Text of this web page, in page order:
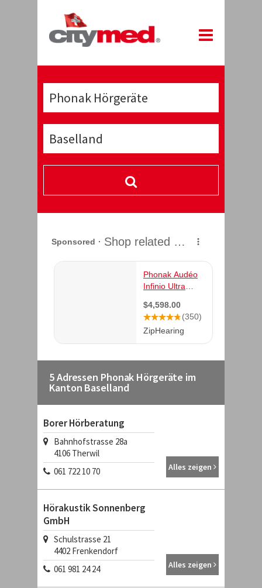
5 Adressen Phonak Hörgeräte im
Kanton Baselland
Borer Hörberatung
Bahnhofstrasse 28a
4106 Therwil
061 722 10 70
Alles zeigen
Hörakustik Sonnenberg
GmbH
Schulstrasse 21
4402 Frenkendorf
061 981 24 24
Alles zeigen